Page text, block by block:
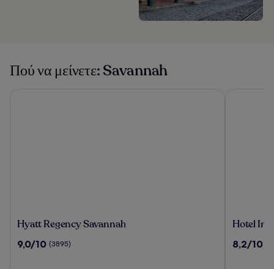
Πού να μείνετε: Savannah
Hyatt
Savannah
Hyatt Regency Savannah
9.0
9,0/10 (3895)
Hotel
Savannah
Hotel
8.2
8,2/10